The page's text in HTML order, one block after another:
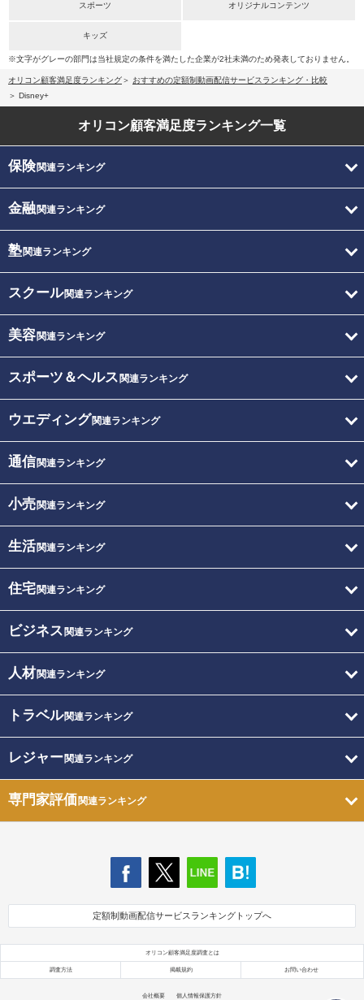
スポーツ オリジナルコンテンツ
キッズ
※文字がグレーの部門は当社規定の条件を満たした企業が2社未満のため発表しておりません。
オリコン顧客満足度ランキング
おすすめの定額制動画配信サービスランキング・比較
Disney+
オリコン顧客満足度ランキング一覧
保険関連ランキング
金融関連ランキング
塾関連ランキング
スクール関連ランキング
美容関連ランキング
スポーツ＆ヘルス 関連ランキング
ウエディング関連ランキング
通信関連ランキング
小売関連ランキング
生活関連ランキング
住宅関連ランキング
ビジネス 関連ランキング
人材関連ランキング
トラベル関連ランキング
レジャー関連ランキング
専門家評価関連ランキング
定額制動画配信サービスランキングトップへ
オリコン顧客満足度調査とは
調査方法 掲載規約 お問い合わせ
会社概要 個人情報保護方針